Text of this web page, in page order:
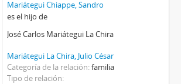
Mariátegui Chiappe, Sandro
es el hijo de
José Carlos Mariátegui La Chira
Mariátegui La Chira, Julio César
Categoría de la relación familia
Tipo de relación